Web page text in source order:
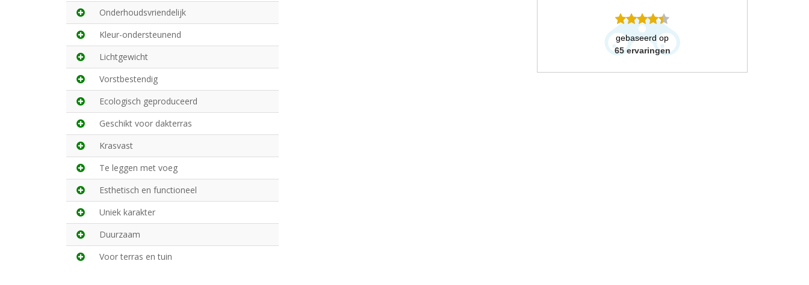
Onderhoudsvriendelijk
Kleur-ondersteunend
Lichtgewicht
Vorstbestendig
Ecologisch geproduceerd
Geschikt voor dakterras
Krasvast
Te leggen met voeg
Esthetisch en functioneel
Uniek karakter
Duurzaam
Voor terras en tuin
gebaseerd op
65 ervaringen